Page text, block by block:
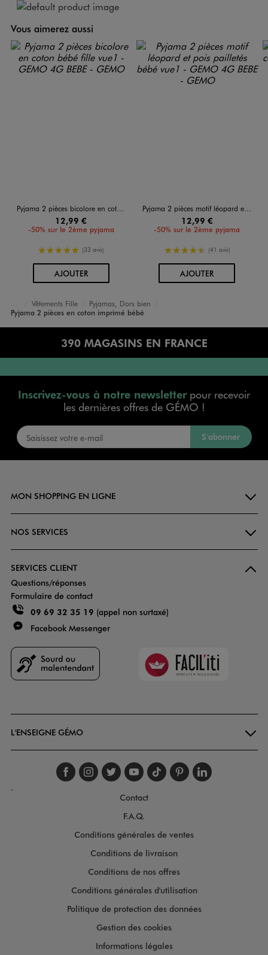
Vous aimerez aussi
Pyjama 2 pièces bicolore en coton bébé fille
12,99 €
-50% sur le 2ème pyjama
5/5 de moyenne
(33 avis)
AJOUTERAU PANIER
Pyjama 2 pièces motif léopard et pois pailletés bébé
12,99 €
-50% sur le 2ème pyjama
4.5/5 de moyenne
(41 avis)
AJOUTERAU PANIER
Accueil
Bébé
Vêtements Fille
Pyjamas, Dors bien
Pyjama 2 pièces en coton imprimé bébé
390 MAGASINS EN FRANCE
Inscrivez-vous à notre newsletterpour recevoir
les dernières offres de GÉMO !
S’abonner
MON SHOPPING EN LIGNE
NOS SERVICES
SERVICES CLIENT
Questions/réponses
Formulaire de contact
09 69 32 35 19 (appel non surtaxé)
Facebook Messenger
Faciliti
L'ENSEIGNE GÉMO
Suivez-nous sur
Suivez-nous sur
Suivez-nous sur
Suivez-nous
Suivez-nous
Suivez-
.
Contact
F.A.Q.
Conditions générales de ventes
Conditions de livraison
Conditions de nos offres
Conditions générales d'utilisation
Politique de protection des données
Gestion des cookies
Informations légales